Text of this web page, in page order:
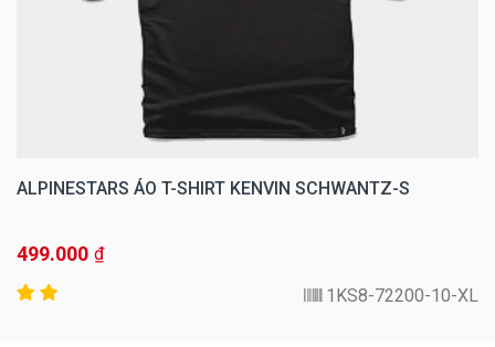
ALPINESTARS ÁO T-SHIRT KENVIN SCHWANTZ-S
499.000 ₫
1KS8-72200-10-XL